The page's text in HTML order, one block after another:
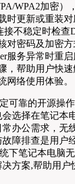
WPA2加密
时更新或重装
接不稳定时检查
对密码及加密方
服务异常时重
，帮助用户快
网络使用体验。
可靠的开源操
选择在笔记本
办公需求，无
障排查是用户
下笔记本电脑
方案,帮助用户